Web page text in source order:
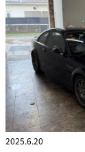
2025.6.20